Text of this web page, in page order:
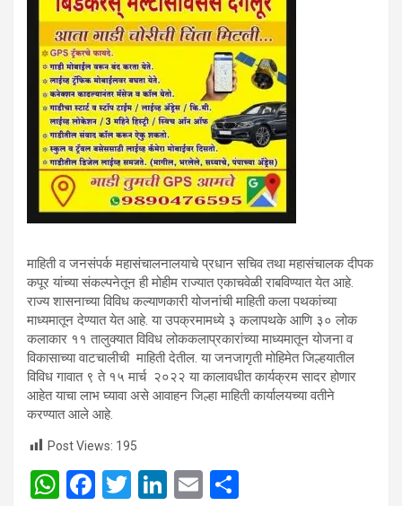
माहिती व जनसंपर्क महासंचालनालयाचे प्रधान सचिव तथा महासंचालक दीपक
कपूर यांच्या संकल्पनेतून ही मोहीम राज्यात एकाचवेळी राबविण्यात येत आहे.
राज्य शासनाच्या विविध कल्याणकारी योजनांची माहिती कला पथकांच्या
माध्यमातून देण्यात येत आहे. या उपक्रमामध्ये ३ कलापथके आणि ३० लोक
कलाकार ११ तालुक्यात विविध लोककलाप्रकारांच्या माध्यमातून योजना व
विकासाच्या वाटचालीची माहिती देतील. या जनजागृती मोहिमेत जिल्हयातील
विविध गावात ९ ते १५ मार्च २०२२ या कालावधीत कार्यक्रम सादर होणार
आहेत याचा लाभ घ्यावा असे आवाहन जिल्हा माहिती कार्यालयच्या वतीने
करण्यात आले आहे.
Post Views: 195
W F
T
Li
E